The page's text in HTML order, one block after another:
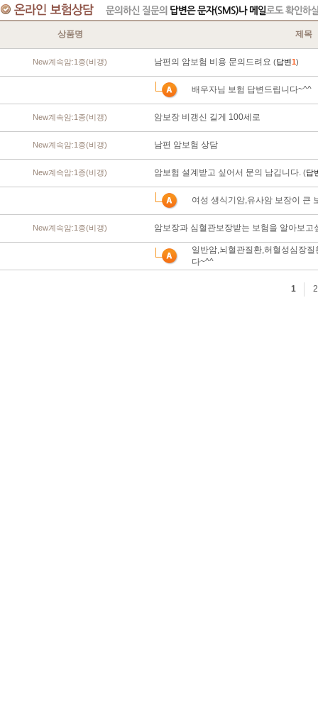
상품명 제목
New계속암:1종(비갱) 남편의 암보험 비용 문의드려요 (답변1)
배우자님 보험 답변드립니다~^^
New계속암:1종(비갱) 암보장 비갱신 길게 100세로
New계속암:1종(비갱) 남편 암보험 상담
New계속암:1종(비갱) 암보험 설계받고 싶어서 문의 남깁니다. (답
여성 생식기암,유사암 보장이 큰
New계속암:1종(비갱) 암보장과 심혈관보장받는 보험을 알아보고
일반암,뇌혈관질환,허혈성심장
다~^^
1 2